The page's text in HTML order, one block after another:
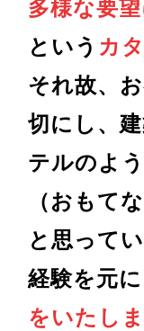
多様な要
という カ
それ故、
切にし、
テルのよ
（おもて
と思って
経験を元に
をいたし